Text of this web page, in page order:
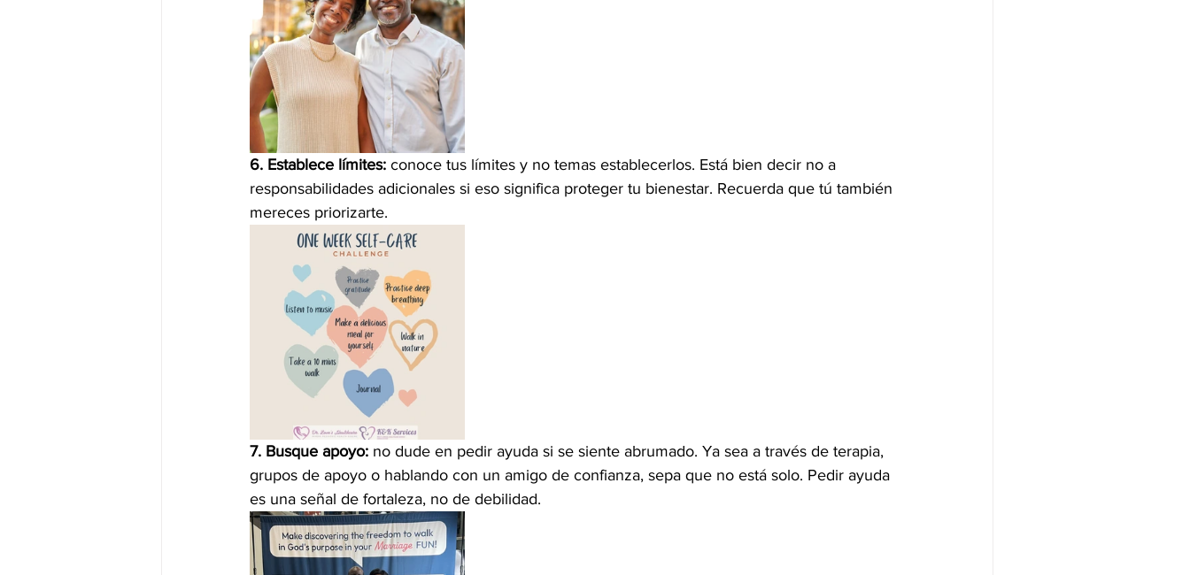
6. Establece límites: conoce tus límites y no temas establecerlos. Está bien decir no a
responsabilidades adicionales si eso significa proteger tu bienestar. Recuerda que tú también
mereces priorizarte.
7. Busque apoyo: no dude en pedir ayuda si se siente abrumado. Ya sea a través de terapia,
grupos de apoyo o hablando con un amigo de confianza, sepa que no está solo. Pedir ayuda
es una señal de fortaleza, no de debilidad.